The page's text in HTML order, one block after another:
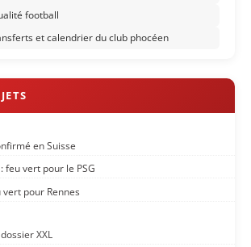
football
et calendrier du club phocéen
en Suisse
feu vert pour le PSG
vert pour Rennes
XXL